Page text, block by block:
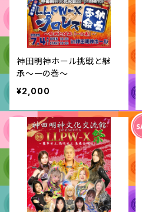
神田明神ホール挑戦と継
承〜一の巻〜
¥2,000